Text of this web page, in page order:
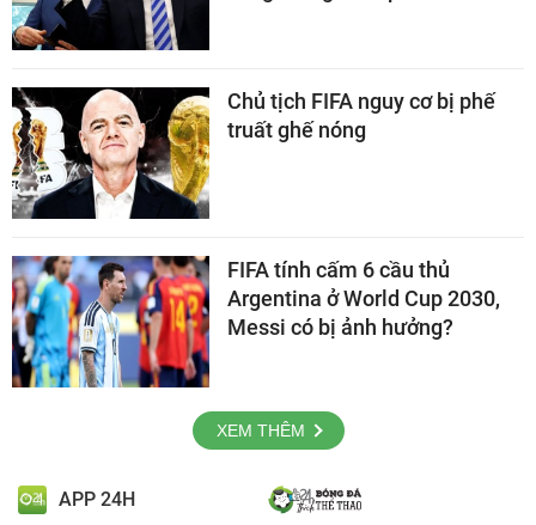
Chủ tịch FIFA nguy cơ bị phế
truất ghế nóng
FIFA tính cấm 6 cầu thủ
Argentina ở World Cup 2030,
Messi có bị ảnh hưởng?
XEM THÊM
APP 24H